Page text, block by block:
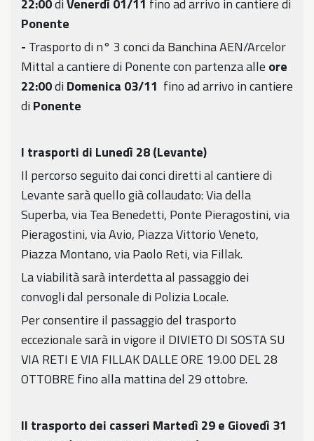
22:00diVenerdì 01/11 fino ad arrivo in cantiere di
Ponente
- Trasporto di n° 3 conci da Banchina AEN/Arcelor
Mittal a cantiere di Ponente con partenza alle ore
22:00diDomenica 03/11 fino ad arrivo in cantiere
diPonente
I trasporti di Lunedì 28 (Levante)
Il percorso seguito dai conci diretti al cantiere di
Levante sarà quello già collaudato: Via della
Superba, via Tea Benedetti, Ponte Pieragostini, via
Pieragostini, via Avio, Piazza Vittorio Veneto,
Piazza Montano, via Paolo Reti, via Fillak.
La viabilità sarà interdetta al passaggio dei
convogli dal personale di Polizia Locale.
Per consentire il passaggio del trasporto
eccezionale sarà in vigore il DIVIETO DI SOSTA SU
VIA RETI E VIA FILLAK DALLE ORE 19.00 DEL 28
OTTOBRE fino alla mattina del 29 ottobre.
Il trasporto dei casseri Martedì 29 e Giovedì 31